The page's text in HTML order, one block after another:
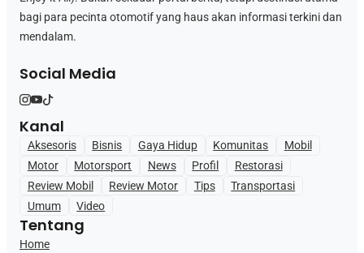
bagi para pecinta otomotif yang haus akan informasi terkini dan
mendalam.
Social Media
Kanal
Aksesoris Bisnis Gaya Hidup Komunitas
Mobil
Motor
Motorsport News Profil
Restorasi
Review Mobil
Review Motor Tips
Transportasi
Umum
Video
Tentang
Home